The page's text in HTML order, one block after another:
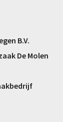
B.V.
De Molen